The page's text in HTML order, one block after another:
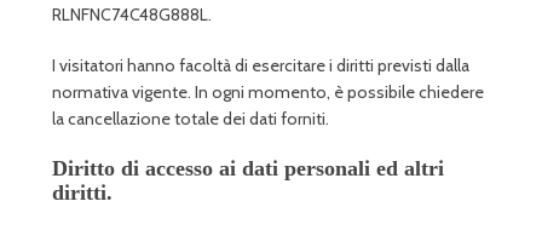
RLNFNC74C48G888L.
I visitatori hanno facoltà di esercitare i diritti previsti dalla
normativa vigente. In ogni momento, è possibile chiedere
la cancellazione totale dei dati forniti.
Diritto di accesso ai dati personali ed altri
diritti.